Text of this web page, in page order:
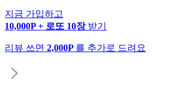
지금 가입하고
10,000P + 로또 10장 받기
리뷰 쓰면 2,000P 를 추가로 드려요